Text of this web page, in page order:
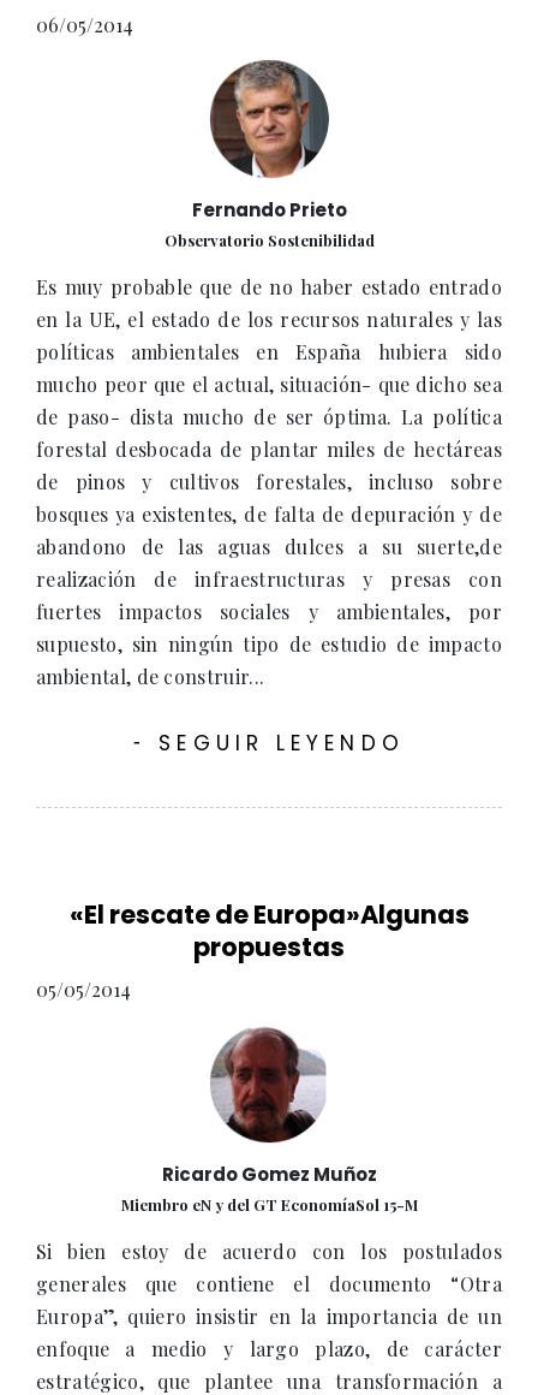
06/05/2014
Fernando Prieto
Observatorio Sostenibilidad
Es muy probable que de no haber estado entrado
en la UE, el estado de los recursos naturales y las
políticas ambientales en España hubiera sido
mucho peor que el actual, situación- que dicho sea
de paso- dista mucho de ser óptima. La política
forestal desbocada de plantar miles de hectáreas
de pinos y cultivos forestales, incluso sobre
bosques ya existentes, de falta de depuración y de
abandono de las aguas dulces a su suerte,de
realización de infraestructuras y presas con
fuertes impactos sociales y ambientales, por
supuesto, sin ningún tipo de estudio de impacto
ambiental, de construir...
- SEGUIR LEYENDO
«El rescate de Europa»Algunas
propuestas
05/05/2014
Ricardo Gomez Muñoz
Miembro eN y del GT EconomíaSol 15-M
Si bien estoy de acuerdo con los postulados
generales que contiene el documento “Otra
Europa”, quiero insistir en la importancia de un
enfoque a medio y largo plazo, de carácter
estratégico, que plantee una transformación a